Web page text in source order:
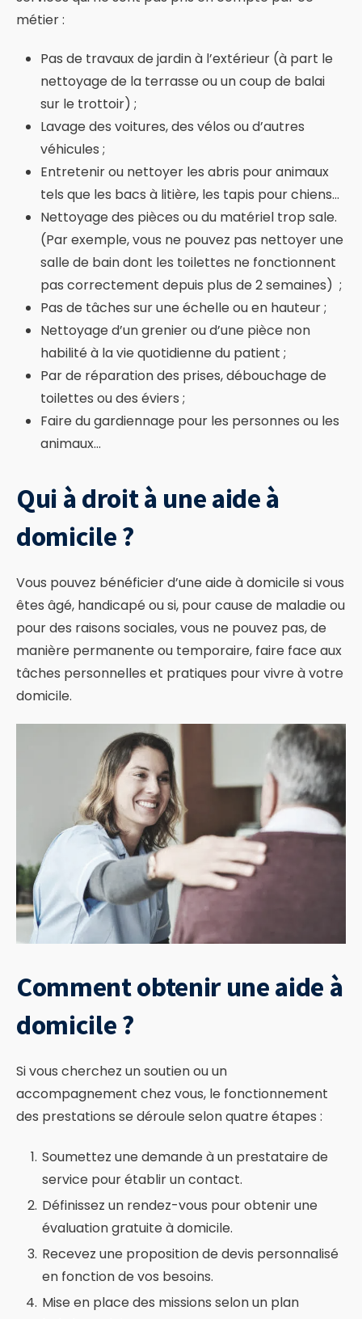
métier :
Pas de travaux de jardin à l’extérieur (à part le
nettoyage de la terrasse ou un coup de balai
sur le trottoir) ;
Lavage des voitures, des vélos ou d’autres
véhicules ;
Entretenir ou nettoyer les abris pour animaux
tels que les bacs à litière, les tapis pour chiens…
Nettoyage des pièces ou du matériel trop sale.
(Par exemple, vous ne pouvez pas nettoyer une
salle de bain dont les toilettes ne fonctionnent
pas correctement depuis plus de 2 semaines) ;
Pas de tâches sur une échelle ou en hauteur ;
Nettoyage d’un grenier ou d’une pièce non
habilité à la vie quotidienne du patient ;
Par de réparation des prises, débouchage de
toilettes ou des éviers ;
Faire du gardiennage pour les personnes ou les
animaux…
Qui à droit à une aide à
domicile ?
Vous pouvez bénéficier d’une aide à domicile si vous
êtes âgé, handicapé ou si, pour cause de maladie ou
pour des raisons sociales, vous ne pouvez pas, de
manière permanente ou temporaire, faire face aux
tâches personnelles et pratiques pour vivre à votre
domicile.
Comment obtenir une aide à
domicile ?
Si vous cherchez un soutien ou un
accompagnement chez vous, le fonctionnement
des prestations se déroule selon quatre étapes :
Soumettez une demande à un prestataire de
service pour établir un contact.
Définissez un rendez-vous pour obtenir une
évaluation gratuite à domicile.
Recevez une proposition de devis personnalisé
en fonction de vos besoins.
Mise en place des missions selon un plan